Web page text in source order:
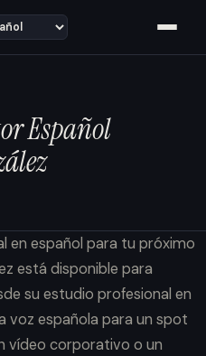
Español
en español para tu próximo
está disponible para
su estudio profesional en
voz española para un spot
vídeo corporativo o un